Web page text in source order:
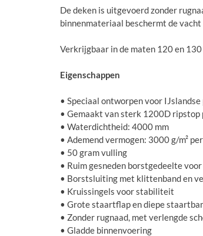
De deken is uitgevoerd zonder
binnenmateriaal beschermt de
Verkrijgbaar in de maten 120 en
Eigenschappen
• Speciaal ontworpen voor IJslandse
• Gemaakt van sterk 1200D ripstop
• Waterdichtheid: 4000 mm
• Ademend vermogen: 3000 g/m²
• 50 gram vulling
• Ruim gesneden borstgedeelte
• Borstsluiting met klittenband en
• Kruissingels voor stabiliteit
• Grote staartflap en diepe
• Zonder rugnaad, met verlengde
• Gladde binnenvoering